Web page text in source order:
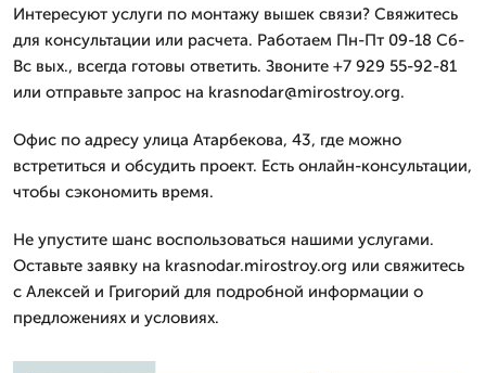
Интересуют услуги по монтажу вышек связи? Свяжитесь
для консультации или расчета. Работаем Пн-Пт 09-18 Сб-
Вс вых., всегда готовы ответить. Звоните +7 929 55-92-81
или отправьте запрос на krasnodar@mirostroy.org.
Офис по адресу улица Атарбекова, 43, где можно
встретиться и обсудить проект. Есть онлайн-консультации,
чтобы сэкономить время.
Не упустите шанс воспользоваться нашими услугами.
Оставьте заявку на krasnodar.mirostroy.org или свяжитесь
с Алексей и Григорий для подробной информации о
предложениях и условиях.